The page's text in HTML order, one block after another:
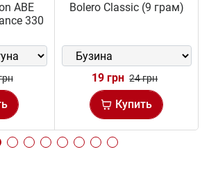
ABE
330
Bolero Classic (9 грам)
19 грн 24 грн
Купить